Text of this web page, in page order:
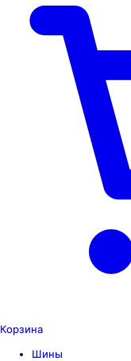
Корзина
Шины